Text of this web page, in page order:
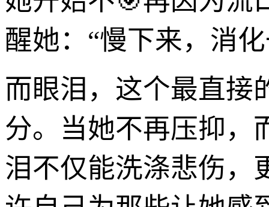
醒她：“慢下来，消
而眼泪，这个最直接
分。当她不再压抑，
泪不仅能洗涤悲伤，